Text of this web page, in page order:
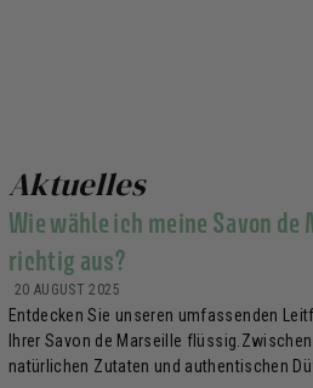
Aktuelles
Wie wähle ich meine Savon
richtig aus?
20 AUGUST 2025
Entdecken Sie unseren umfassenden
Ihrer Savon de Marseille
natürlichen Zutaten und authentischen